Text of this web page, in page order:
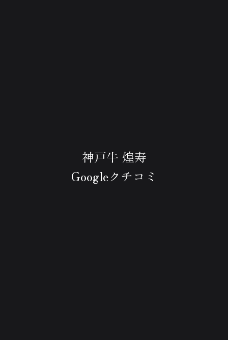
神戸牛 煌寿
Googleクチコミ